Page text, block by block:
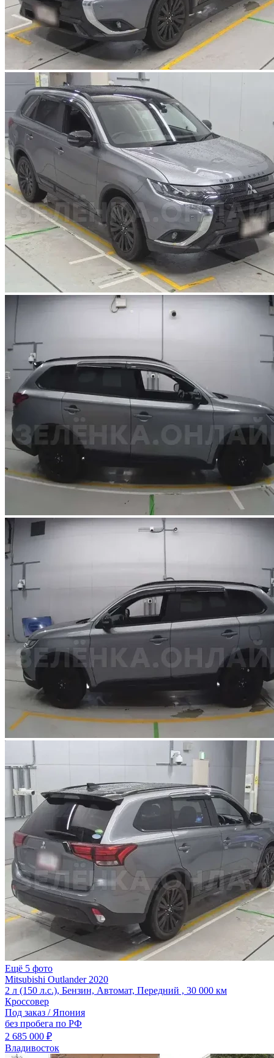
Ещё 5 фото
Mitsubishi Outlander 2020
2 л (150 л.с.), Бензин, Автомат, Передний , 30 000 км
Кроссовер
Под заказ / Япония
без пробега по РФ
2 685 000 ₽
Владивосток